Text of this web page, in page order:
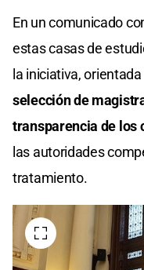
En un comunicado
estas casas de
la iniciativa, orientada
selección de
transparencia de los
las autoridades
tratamiento.